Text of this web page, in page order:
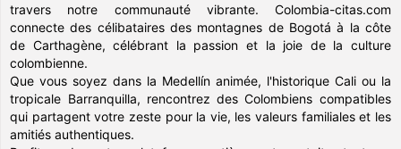
travers notre communauté vibrante. Colombia-citas.com
connecte des célibataires des montagnes de Bogotá à la côte
de Carthagène, célébrant la passion et la joie de la culture
colombienne.
Que vous soyez dans la Medellín animée, l'historique Cali ou la
tropicale Barranquilla, rencontrez des Colombiens compatibles
qui partagent votre zeste pour la vie, les valeurs familiales et les
amitiés authentiques.